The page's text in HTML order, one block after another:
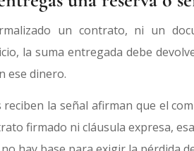
un contrato, ni un
la suma entregada debe
ese dinero.
reciben la señal afirman que el
firmado ni cláusula expresa,